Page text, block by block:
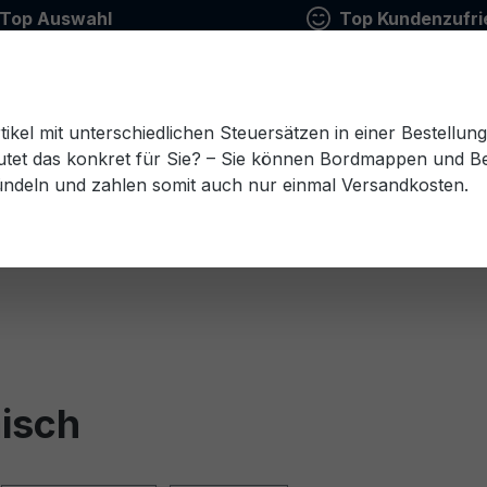
Top Auswahl Top
Estnisch Finnisch Französisch Griechisch
mit unterschiedlichen Steuersätzen in einer
das konkret für Sie? – Sie können Bordmappen und
und zahlen somit auch nur einmal Versandkosten.